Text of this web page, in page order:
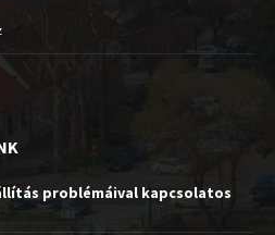
problémáival kapcsolatos